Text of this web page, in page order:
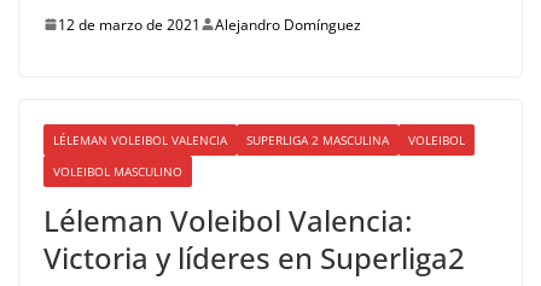
12 de marzo de 2021 Alejandro Domínguez
LÉLEMAN VOLEIBOL VALENCIA SUPERLIGA 2 MASCULINA
VOLEIBOL
VOLEIBOL MASCULINO
Léleman Voleibol Valencia:
Victoria y líderes en Superliga2